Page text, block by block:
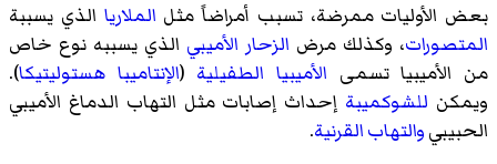
بعض الأوليات ممرضة، تسبب أمراضاً مثل الملاريا الذي يسببة
المتصورات، وكذلك مرض الزحار الأميبي الذي يسببه نوع خاص
من الأميبيا تسمى الأميبيا الطفيلية (الإنتاميبا هستوليتيكا).
ويمكن للشوكميبة إحداث إصابات مثل التهاب الدماغ الأميبي
الحبيبيوالتهاب القرنية.